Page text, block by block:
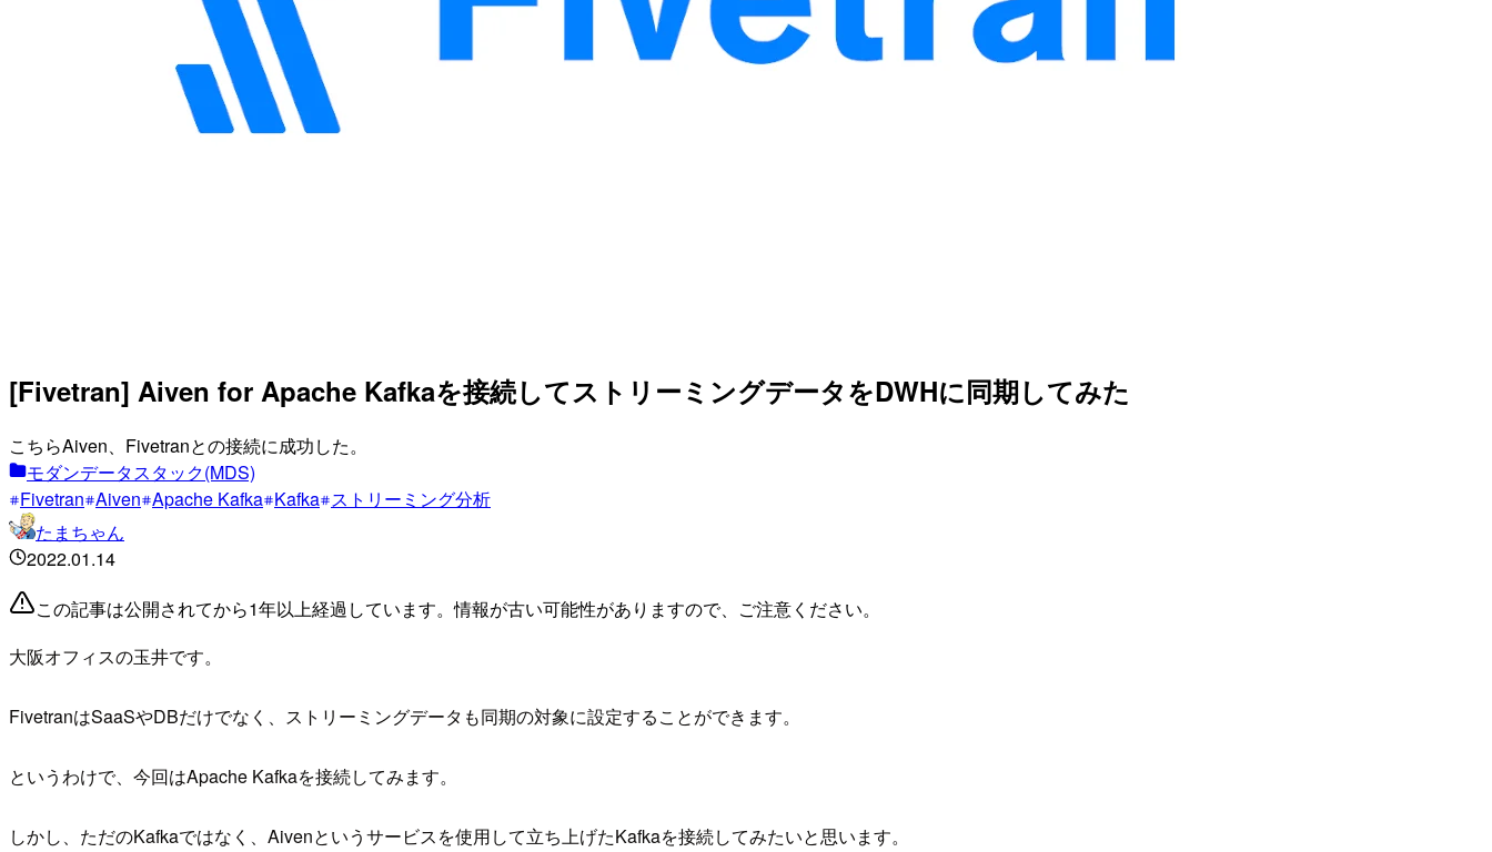
[Fivetran] Aiven for Apache Kafkaを接続してストリーミングデータをDWHに同期してみた
こちらAiven、Fivetranとの接続に成功した。
モダンデータスタック(MDS)
Fivetran Aiven Apache Kafka Kafka ストリーミング分析
たまちゃん
2022.01.14
この記事は公開されてから1年以上経過しています。情報が古い可能性がありますので、ご注意ください。
大阪オフィスの玉井です。
FivetranはSaaSやDBだけでなく、ストリーミングデータも同期の対象に設定することができます。
というわけで、今回はApache Kafkaを接続してみます。
しかし、ただのKafkaではなく、Aivenというサービスを使用して立ち上げたKafkaを接続してみたいと思います。